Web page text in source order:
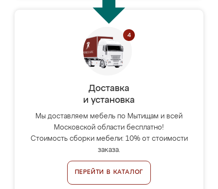
Доставка
и установка
Мы доставляем мебель по Мытищам и всей
Московской области бесплатно!
Стоимость сборки мебели: 10% от стоимости
заказа.
ПЕРЕЙТИ В КАТАЛОГ